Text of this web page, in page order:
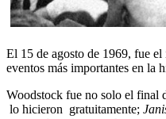
El 15 de agosto de 1969, fue
eventos más importantes en la
Woodstock fue no solo el final
lo hicieron gratuitamente;